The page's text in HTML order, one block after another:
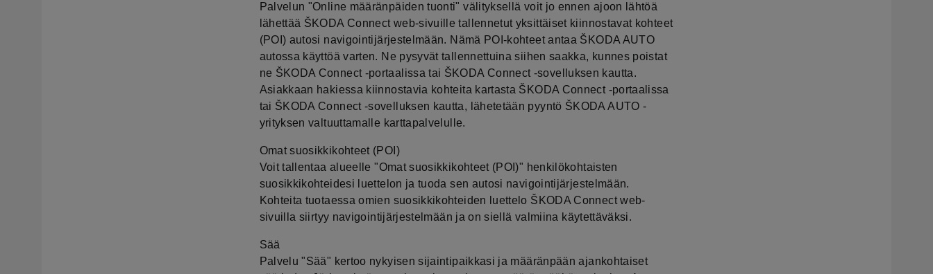
Palvelun "Online määränpäiden tuonti" välityksellä voit jo ennen ajoon lähtöä
lähettää ŠKODA Connect web-sivuille tallennetut yksittäiset kiinnostavat kohteet
(POI) autosi navigointijärjestelmään. Nämä POI-kohteet antaa ŠKODA AUTO
autossa käyttöä varten. Ne pysyvät tallennettuina siihen saakka, kunnes poistat
ne ŠKODA Connect -portaalissa tai ŠKODA Connect -sovelluksen kautta.
Asiakkaan hakiessa kiinnostavia kohteita kartasta ŠKODA Connect -portaalissa
tai ŠKODA Connect -sovelluksen kautta, lähetetään pyyntö ŠKODA AUTO -
yrityksen valtuuttamalle karttapalvelulle.
Omat suosikkikohteet (POI)
Voit tallentaa alueelle "Omat suosikkikohteet (POI)" henkilökohtaisten
suosikkikohteidesi luettelon ja tuoda sen autosi navigointijärjestelmään.
Kohteita tuotaessa omien suosikkikohteiden luettelo ŠKODA Connect web-
sivuilla siirtyy navigointijärjestelmään ja on siellä valmiina käytettäväksi.
Sää
Palvelu "Sää" kertoo nykyisen sijaintipaikkasi ja määränpään ajankohtaiset